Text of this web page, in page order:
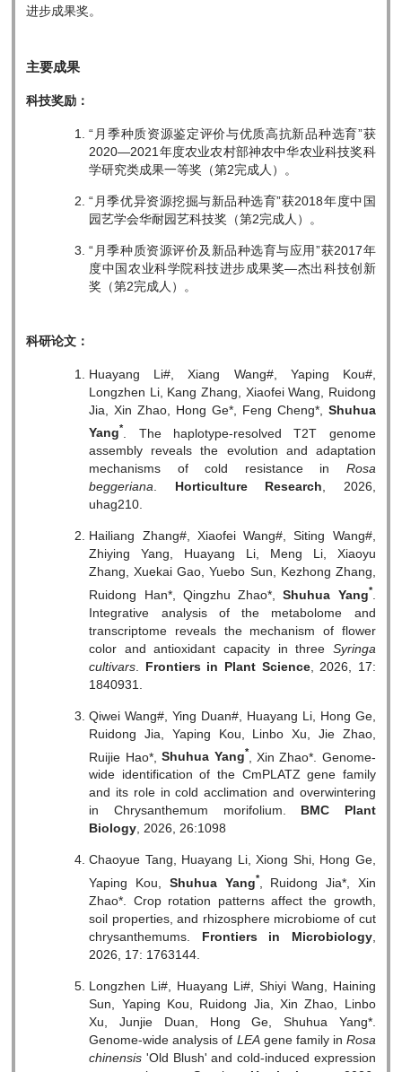
进步成果奖。
主要成果
科技奖励：
“月季种质资源鉴定评价与优质高抗新品种选育”获
2020—2021年度农业农村部神农中华农业科技奖科
学研究类成果一等奖（第2完成人）。
“月季优异资源挖掘与新品种选育”获2018年度中国
园艺学会华耐园艺科技奖（第2完成人）。
“月季种质资源评价及新品种选育与应用”获2017年
度中国农业科学院科技进步成果奖—杰出科技创新
奖（第2完成人）。
科研论文：
Huayang Li#, Xiang Wang#, Yaping Kou#,
Longzhen Li, Kang Zhang, Xiaofei Wang, Ruidong
Jia, Xin Zhao, Hong Ge*, Feng Cheng*, Shuhua
Yang*
. The haplotype-resolved T2T genome
assembly reveals the evolution and adaptation
mechanisms of cold resistance in Rosa
beggeriana. Horticulture Research, 2026,
uhag210.
Hailiang Zhang#, Xiaofei Wang#, Siting Wang#,
Zhiying Yang, Huayang Li, Meng Li, Xiaoyu
Zhang, Xuekai Gao, Yuebo Sun, Kezhong Zhang,
Ruidong Han*, Qingzhu Zhao*,Shuhua Yang*
Integrative analysis of the metabolome and
transcriptome reveals the mechanism of flower
color and antioxidant capacity in three Syringa
cultivars
Frontiers in Plant Science, 2026, 17:
1840931.
Qiwei Wang#, Ying Duan#, Huayang Li, Hong Ge,
Ruidong Jia, Yaping Kou, Linbo Xu, Jie Zhao,
Ruijie Hao*,Shuhua Yang*
, Xin Zhao*. Genome-
wide identification of the CmPLATZ gene family
and its role in cold acclimation and overwintering
in Chrysanthemum morifolium.
BMC Plant
Biology, 2026, 26:1098
Chaoyue Tang, Huayang Li, Xiong Shi, Hong Ge,
Yaping Kou, Shuhua Yang*
, Ruidong Jia*, Xin
Zhao*. Crop rotation patterns affect the growth,
soil properties, and rhizosphere microbiome of cut
chrysanthemums.
Frontiers in Microbiology,
2026, 17: 1763144.
Longzhen Li#, Huayang Li#, Shiyi Wang, Haining
Sun, Yaping Kou, Ruidong Jia, Xin Zhao, Linbo
Xu, Junjie Duan, Hong Ge, Shuhua Yang*.
Genome-wide analysis of LEAgene family in Rosa
chinensis 'Old Blush' and cold-induced expression